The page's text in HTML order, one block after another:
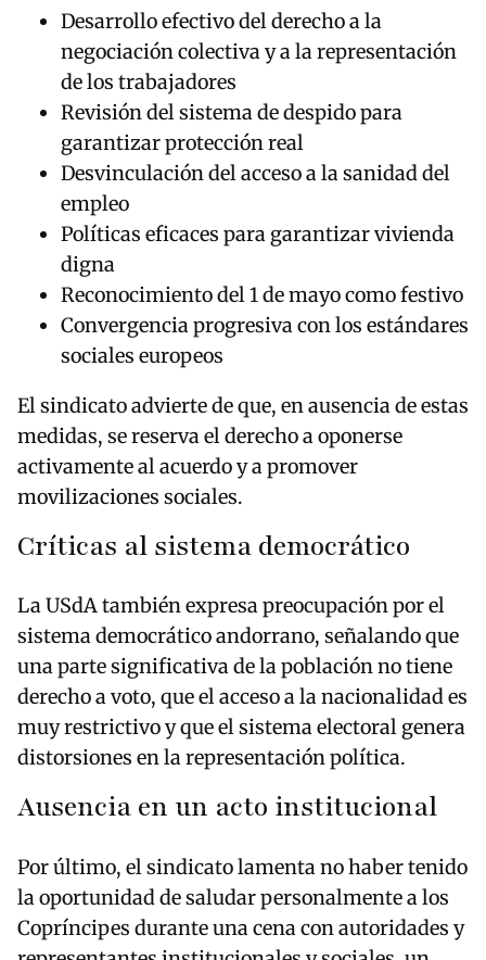
Desarrollo efectivo del derecho a la
negociación colectiva y a la representación
de los trabajadores
Revisión del sistema de despido para
garantizar protección real
Desvinculación del acceso a la sanidad del
empleo
Políticas eficaces para garantizar vivienda
digna
Reconocimiento del 1 de mayo como festivo
Convergencia progresiva con los estándares
sociales europeos
El sindicato advierte de que, en ausencia de estas
medidas, se reserva el derecho a oponerse
activamente al acuerdo y a promover
movilizaciones sociales.
Críticas al sistema democrático
La USdA también expresa preocupación por el
sistema democrático andorrano, señalando que
una parte significativa de la población no tiene
derecho a voto, que el acceso a la nacionalidad es
muy restrictivo y que el sistema electoral genera
distorsiones en la representación política.
Ausencia en un acto institucional
Por último, el sindicato lamenta no haber tenido
la oportunidad de saludar personalmente a los
Copríncipes durante una cena con autoridades y